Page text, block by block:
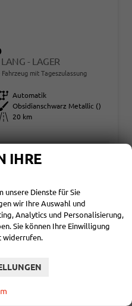
- LAGER
Fahrzeug mit Tageszulassung
Getriebe Automatik
Außenfarbe
Obsidianschwarz Metallic ()
Kilometerstand
20 km
IHRE
unsere Dienste für Sie
wir Ihre Auswahl und
Analytics und Personalisierung,
Sie können Ihre Einwilligung
widerrufen.